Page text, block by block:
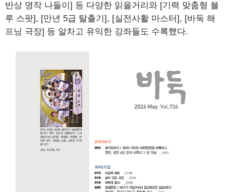
반상 명작 나들이] 등 다양한 읽을거리와 [기력 맞춤형 블
루 스팟], [만년 5급 탈출기], [실전사활 마스터], [바둑 해
프닝 극장] 등 알차고 유익한 강좌들도 수록했다.